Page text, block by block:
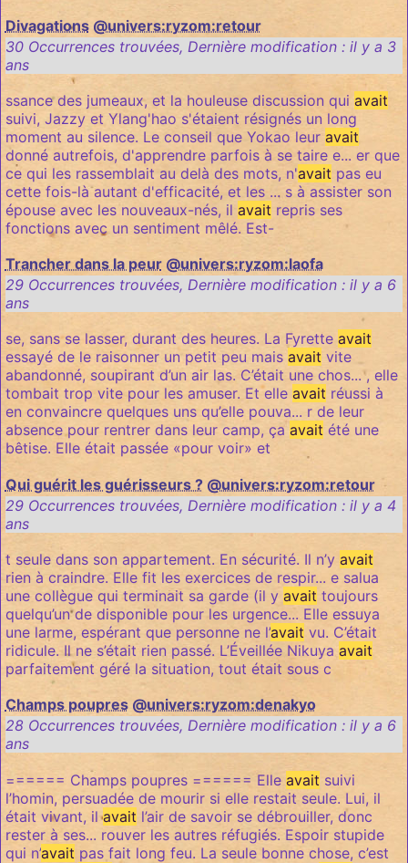
Divagations @univers:ryzom:retour
30 Occurrences trouvées, Dernière modification : il y a 3
ans
ssance des jumeaux, et la houleuse discussion qui avait
suivi, Jazzy et Ylang'hao s'étaient résignés un long
moment au silence. Le conseil que Yokao leur avait
donné autrefois, d'apprendre parfois à se taire e... er que
ce qui les rassemblait au delà des mots, n'avait pas eu
cette fois-là autant d'efficacité, et les ... s à assister son
épouse avec les nouveaux-nés, il avait repris ses
fonctions avec un sentiment mêlé. Est-
Trancher dans la peur @univers:ryzom:laofa
29 Occurrences trouvées, Dernière modification : il y a 6
ans
se, sans se lasser, durant des heures. La Fyrette avait
essayé de le raisonner un petit peu mais avait vite
abandonné, soupirant d’un air las. C’était une chos... , elle
tombait trop vite pour les amuser. Et elle avait réussi à
en convaincre quelques uns qu’elle pouva... r de leur
absence pour rentrer dans leur camp, ça avait été une
bêtise. Elle était passée «pour voir» et
Qui guérit les guérisseurs ? @univers:ryzom:retour
29 Occurrences trouvées, Dernière modification : il y a 4
ans
t seule dans son appartement. En sécurité. Il n’y avait
rien à craindre. Elle fit les exercices de respir... e salua
une collègue qui terminait sa garde (il y avait toujours
quelqu’un de disponible pour les urgence... Elle essuya
une larme, espérant que personne ne l’avait vu. C’était
ridicule. Il ne s’était rien passé. L’Éveillée Nikuya avait
parfaitement géré la situation, tout était sous c
Champs poupres @univers:ryzom:denakyo
28 Occurrences trouvées, Dernière modification : il y a 6
ans
====== Champs poupres ====== Elle avait suivi
l’homin, persuadée de mourir si elle restait seule. Lui, il
était vivant, ilavait l’air de savoir se débrouiller, donc
rester à ses... rouver les autres réfugiés. Espoir stupide
qui n’avait pas fait long feu. La seule bonne chose, c’est